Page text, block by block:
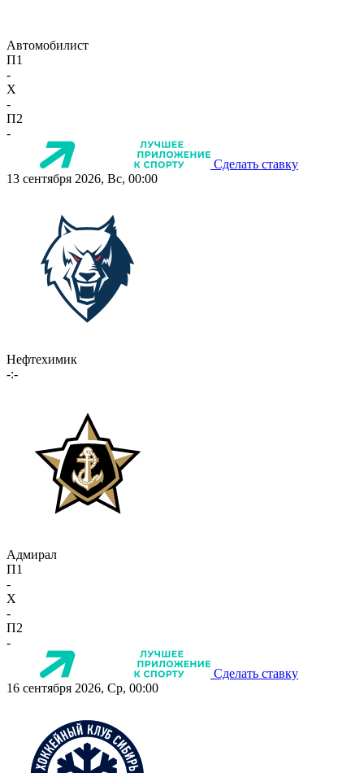
Автомобилист
П1
-
X
-
П2
-
Сделать ставку
13 сентября 2026, Вс, 00:00
Нефтехимик
-:-
Адмирал
П1
-
X
-
П2
-
Сделать ставку
16 сентября 2026, Ср, 00:00